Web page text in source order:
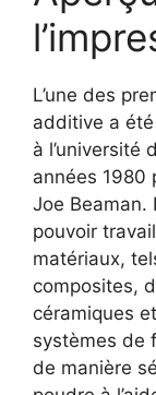
L’une des
additive a
à l’université
années 1980
Joe Beaman.
pouvoir
matériaux,
composites,
céramiques
systèmes de
de manière